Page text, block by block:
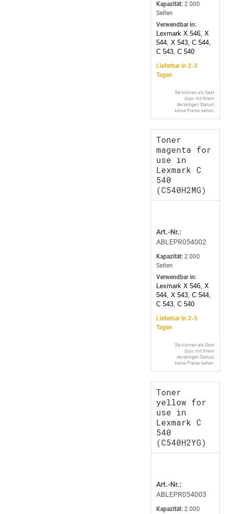
Kapazität: 2.000
Seiten
Verwendbar in:
Lexmark X 546, X
544, X 543, C 544,
C 543, C 540
Lieferbar in 2-3
Tagen
Sie können als Gast
(bzw. mit Ihrem
derzeitigen Status)
keine Preise sehen.
Toner
magenta for
use in
Lexmark C
540
(C540H2MG)
Art.-Nr.:
ABLEPR054002
Kapazität: 2.000
Seiten
Verwendbar in:
Lexmark X 546, X
544, X 543, C 544,
C 543, C 540
Lieferbar in 2-3
Tagen
Sie können als Gast
(bzw. mit Ihrem
derzeitigen Status)
keine Preise sehen.
Toner
yellow for
use in
Lexmark C
540
(C540H2YG)
Art.-Nr.:
ABLEPR054003
Kapazität: 2.000